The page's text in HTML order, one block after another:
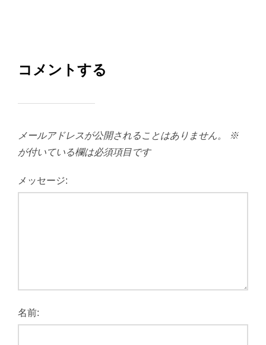
コメントする
メールアドレスが公開されることはありません。
※
が付いている欄は必須項目です
メッセージ:
名前: